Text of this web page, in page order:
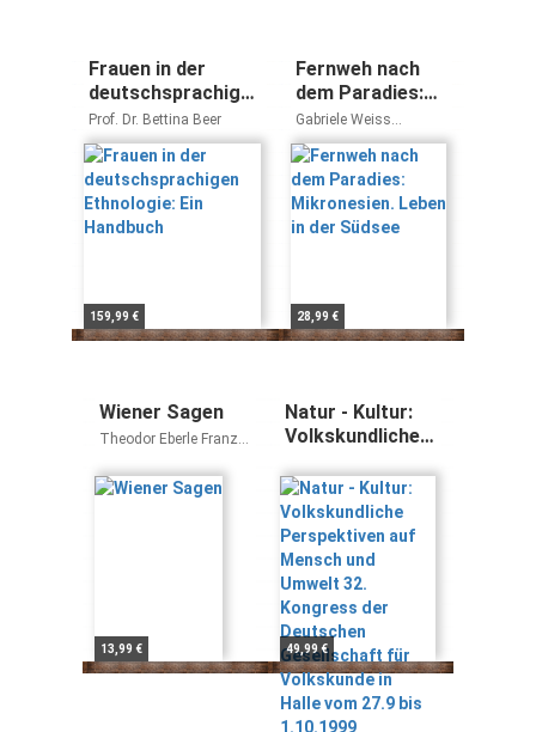
Frauen in der
deutschsprachigen
Ethnologie: Ein
Handbuch
Prof. Dr. Bettina Beer
159,99 €
Fernweh nach
dem Paradies:
Mikronesien.
Leben in der
Südsee
Gabriele Weiss
Ferdinand Karl
28,99 €
Wiener Sagen
Theodor Eberle Franz
13,99 €
Natur - Kultur:
Volkskundliche
auf Mensch und
Umwelt 32.
Kongress der
Deutschen
Gesellschaft für
Volkskunde in
Halle vom 27.9
bis 1.10.1999
49,99 €